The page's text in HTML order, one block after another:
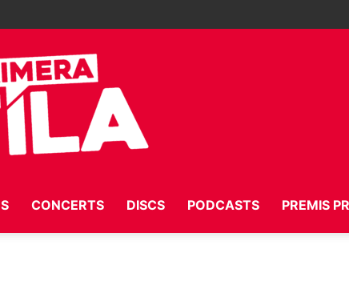
CONCERTS DISCS PODCASTS PREMIS